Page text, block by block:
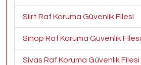
Siirt Raf Koruma Güvenlik Filesi
Sinop Raf Koruma Güvenlik Filesi
Sivas Raf Koruma Güvenlik Filesi